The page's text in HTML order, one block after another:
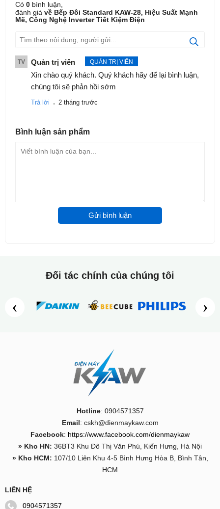
Có 0 bình luận,
đánh giá về Bếp Đôi Standard KAW-28, Hiệu Suất Mạnh
Mẽ, Công Nghệ Inverter Tiết Kiệm Điện
TV Quản trị viên QUẢN TRỊ VIÊN
Xin chào quý khách. Quý khách hãy để lại bình luận,
chúng tôi sẽ phản hồi sớm
Trả lời . 2 tháng trước
Bình luận sản phẩm
Gửi bình luận
Đối tác chính của chúng tôi
‹ ›
Hotline: 0904571357
Email: cskh@dienmaykaw.com
Facebook: https://www.facebook.com/dienmaykaw
» Kho HN: 36BT3 Khu Đô Thị Văn Phú, Kiến Hưng, Hà Nội
» Kho HCM: 107/10 Liên Khu 4-5 Bình Hưng Hòa B, Bình Tân,
HCM
LIÊN HỆ
0904571357